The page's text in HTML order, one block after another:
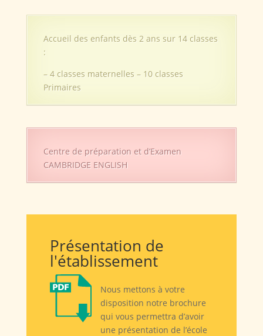
Accueil des enfants dès 2 ans sur 14 classes
:
– 4 classes maternelles – 10 classes
Primaires
Centre de préparation et d’Examen
CAMBRIDGE ENGLISH
Présentation de
l'établissement
Nous mettons à votre
disposition notre brochure
qui vous permettra d’avoir
une présentation de l’école